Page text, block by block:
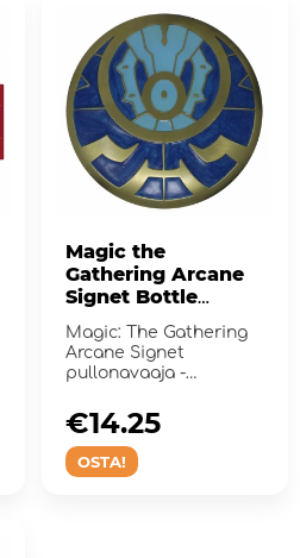
Magic the
Gathering Arcane
Signet Bottle
Opener
Magic: The Gathering
Arcane Signet
pullonavaaja -
OSTA!
€14.25